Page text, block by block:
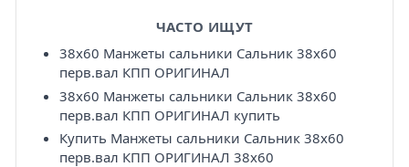
ЧАСТО ИЩУТ
38х60 Манжеты сальники Сальник 38х60
перв.вал КПП ОРИГИНАЛ
38х60 Манжеты сальники Сальник 38х60
перв.вал КПП ОРИГИНАЛ купить
Купить Манжеты сальники Сальник 38х60
перв.вал КПП ОРИГИНАЛ 38х60